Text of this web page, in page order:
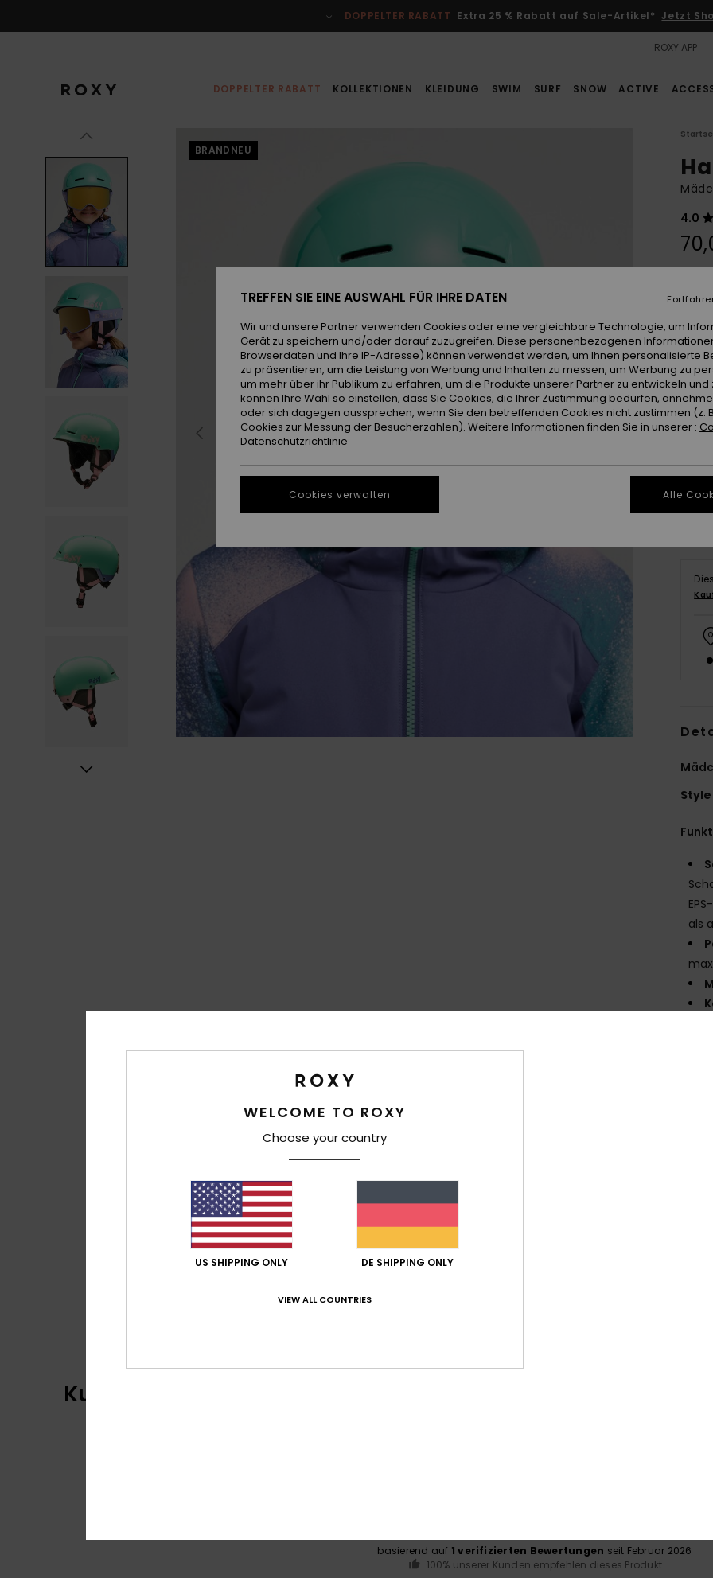
DOPPELTER RABATT Extra 25 % Rabatt auf Sale-Artikel* Jetzt
ROXY APP
DOPPELTER RABATT KOLLEKTIONEN KLEIDUNG SWIM SURF SNOW ACTIVE
BRANDNEU
4.0
S/
Style
als
Kundenbewertungen
basierend auf 1 verifizierten Bewertungen seit Februar 2026
100% unserer Kunden empfehlen dieses Produkt
WELCOME TO ROXY
Choose your country
US SHIPPING ONLY DE SHIPPING ONLY
VIEW ALL COUNTRIES
TREFFEN SIE EINE AUSWAHL FÜR IHRE DATEN
Wir und unsere Partner verwenden Cookies oder eine vergleichbare Technologie, um
Gerät zu speichern und/oder darauf zuzugreifen. Diese personenbezogenen
Browserdaten und Ihre IP-Adresse) können verwendet werden, um Ihnen personalisierte
zu präsentieren, um die Leistung von Werbung und Inhalten zu messen, um Werbung zu
um mehr über ihr Publikum zu erfahren, um die Produkte unserer Partner zu entwickeln und
können Ihre Wahl so einstellen, dass Sie Cookies, die Ihrer Zustimmung bedürfen,
oder sich dagegen aussprechen, wenn Sie den betreffenden Cookies nicht zustimmen (z.
Cookies zur Messung der Besucherzahlen). Weitere Informationen finden Sie in unserer :
Datenschutzrichtlinie
Cookies verwalten Alle